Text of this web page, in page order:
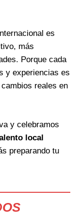
es
más
Porque cada
y experiencias es
reales en
y celebramos
local
preparando tu